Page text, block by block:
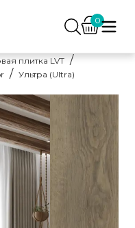
0
плитка LVT
Ультра (Ultra)